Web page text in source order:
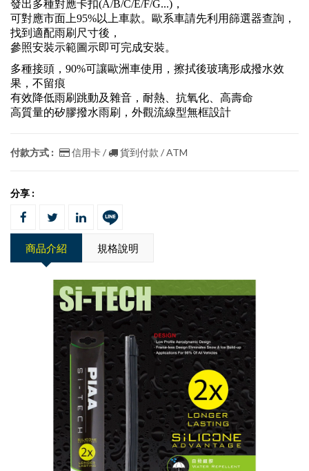
發出多種對應卡扣(A/B/C/E/F/G...)，
可對應市面上95%以上車款。歐系車請先利用篩選器查詢，
找到適配雨刷尺寸後，
參照安裝示範圖示即可完成安裝。
多種接頭，90%可讓歐洲車使用，擦拭後玻璃形成撥水效
果，不留痕
有效降低雨刷跳動及雜音，耐熱、抗氧化、高壽命
高質量的矽膠撥水雨刷，外觀流線型無框設計
付款方式 : 信用卡 / 貨到付款 / ATM
分享 :
商品介紹 規格說明